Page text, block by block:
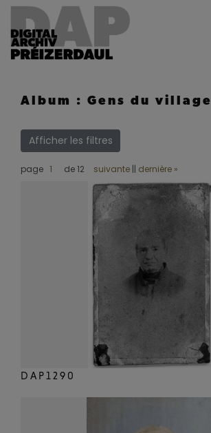
Album : Gens du village
Afficher les filtres
page de 12 suivante || dernière »
DAP1290